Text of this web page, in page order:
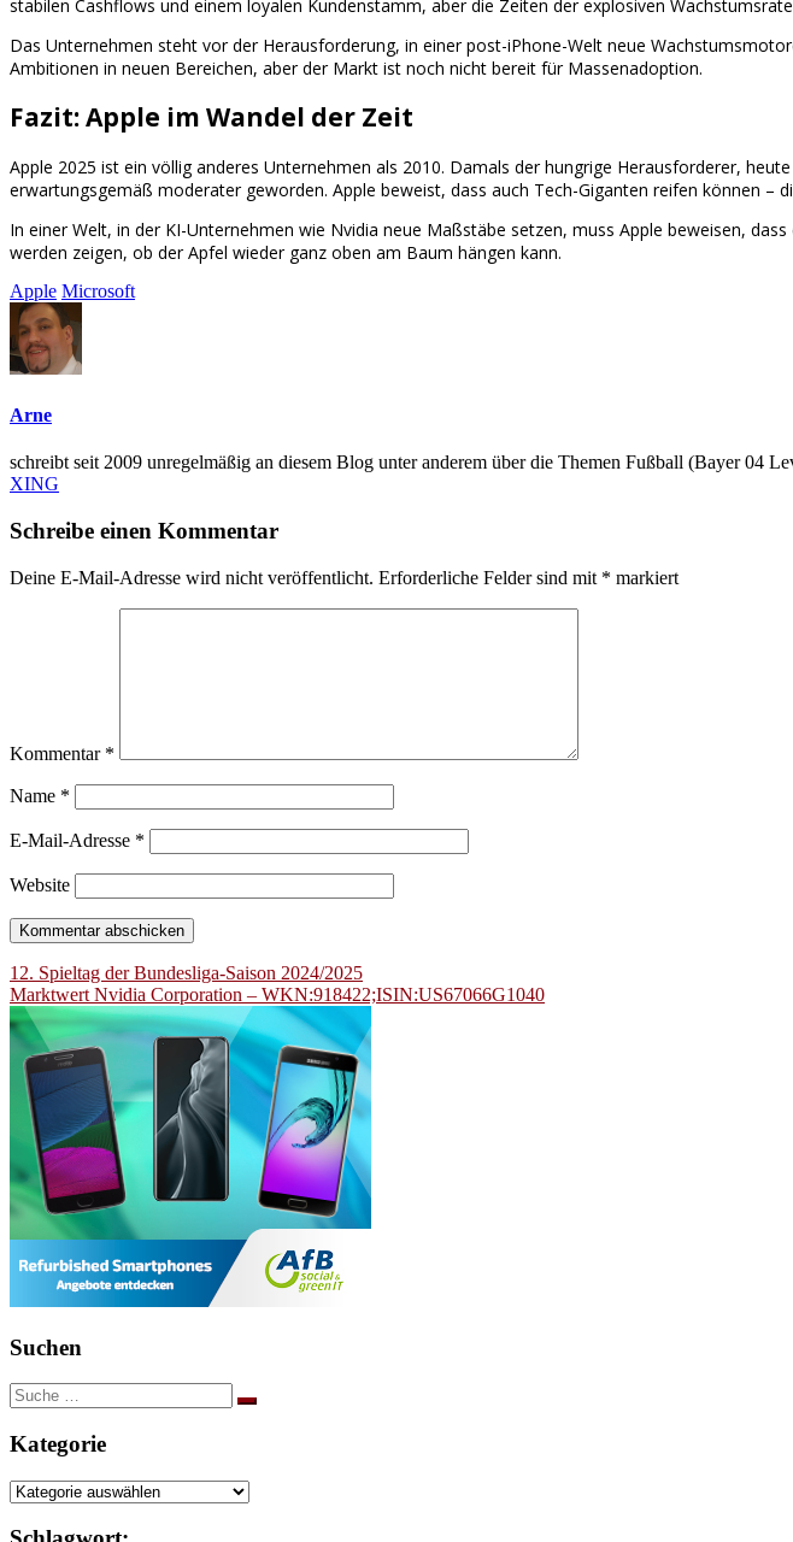
stabilen Cashflows und einem loyalen Kundenstamm, aber die Zeiten der explosiven
Das Unternehmen steht vor der Herausforderung, in einer post-iPhone-Welt neue
Ambitionen in neuen Bereichen, aber der Markt ist noch nicht bereit für Massenadoption.
Fazit: Apple im Wandel der Zeit
Apple 2025 ist ein völlig anderes Unternehmen als 2010. Damals der hungrige Herausforderer,
erwartungsgemäß moderater geworden. Apple beweist, dass auch Tech-Giganten reifen können –
In einer Welt, in der KI-Unternehmen wie Nvidia neue Maßstäbe setzen, muss Apple beweisen,
werden zeigen, ob der Apfel wieder ganz oben am Baum hängen kann.
Apple Microsoft
Arne
schreibt seit 2009 unregelmäßig an diesem Blog unter anderem über die Themen Fußball (Bayer 04
XING
Schreibe einen Kommentar
Deine E-Mail-Adresse wird nicht veröffentlicht. Erforderliche Felder sind mit * markiert
Kommentar *
Name *
E-Mail-Adresse *
Website
Beitragsnavigation
12. Spieltag der Bundesliga-Saison 2024/2025
Marktwert Nvidia Corporation – WKN:918422;ISIN:US67066G1040
Suchen
Suche
nach:
Kategorie
Kategorie